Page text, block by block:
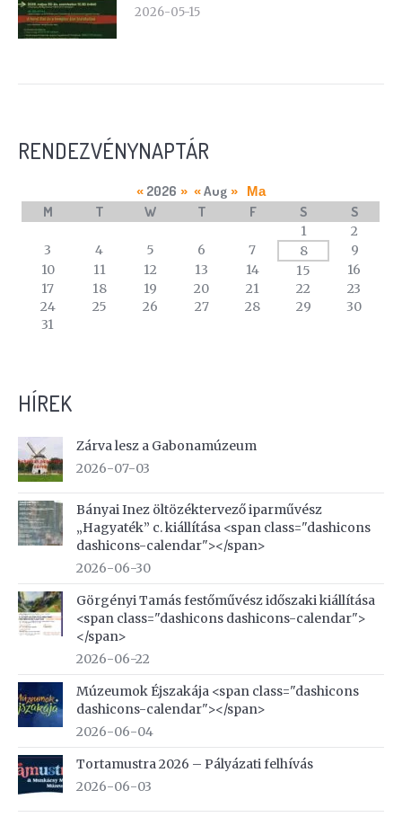
2026-05-15
RENDEZVÉNYNAPTÁR
calendar
events
« 2026 » « Aug » Ma
M T W T F S S
1
2
3
4 5 6 7 8
9
10
11 12 13 14 15
16
17
18 19 20 21 22
23
24
25 26 27 28 29
30
31
HÍREK
Zárva lesz a Gabonamúzeum
2026-07-03
Bányai Inez öltözéktervező iparművész
„Hagyaték” c. kiállítása <span class="dashicons
dashicons-calendar"></span>
2026-06-30
Görgényi Tamás festőművész időszaki kiállítása
<span class="dashicons dashicons-calendar">
</span>
2026-06-22
Múzeumok Éjszakája <span class="dashicons
dashicons-calendar"></span>
2026-06-04
Tortamustra 2026 – Pályázati felhívás
2026-06-03